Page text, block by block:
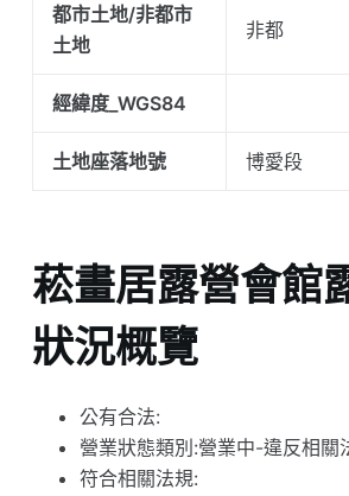
都市土地/非都市
土地
非都
經緯度_WGS84
土地座落地號 博愛段
菘畫居露營會館
狀況概覽
公有合法:
營業狀態類別:營業中-違反相關
符合相關法規: